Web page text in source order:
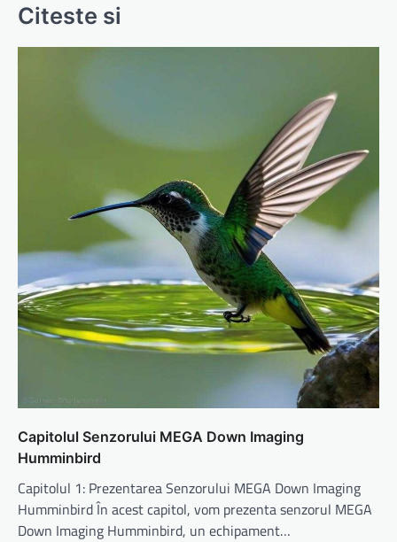
Citeste si
Capitolul Senzorului MEGA Down Imaging
Humminbird
Capitolul 1: Prezentarea Senzorului MEGA Down Imaging
Humminbird În acest capitol, vom prezenta senzorul MEGA
Down Imaging Humminbird, un echipament…